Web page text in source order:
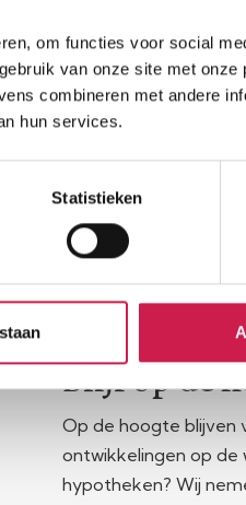
om functies voor social
van onze site met onze
combineren met andere
hun services.
Statistieken
Blijf op de
Op de hoogte blijven
ontwikkelingen op de
hypotheken? Wij